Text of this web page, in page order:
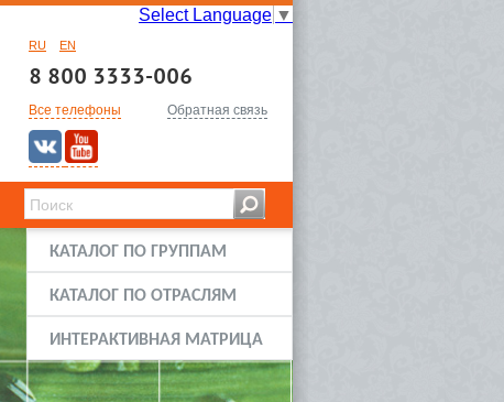
Select Language ▼
RU EN
8 800 3333-006
Все телефоны Обратная связь
КАТАЛОГ ПО ГРУППАМ
КАТАЛОГ ПО ОТРАСЛЯМ
ИНТЕРАКТИВНАЯ МАТРИЦА